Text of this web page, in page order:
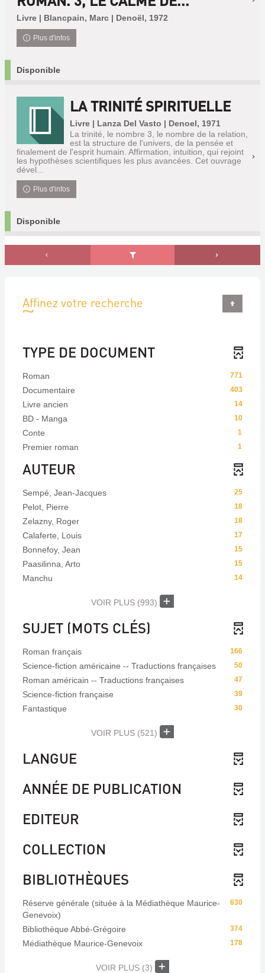
Livre | Blancpain, Marc | Denoël, 1972
Plus d'infos
Disponible
LA TRINITÉ SPIRITUELLE
Livre | Lanza Del Vasto | Denoel, 1971
La trinité, le nombre 3, le nombre de la relation,
est la structure de l'univers, de la pensée et
finalement de l'esprit humain. Affirmation, intuition, qui rejoint
les hypothèses scientifiques les plus avancées. Cet ouvrage
dével...
Plus d'infos
Disponible
Affinez votre recherche
TYPE DE DOCUMENT
771
Roman
403
Documentaire
14
Livre ancien
10
BD - Manga
1
Conte
1
Premier roman
AUTEUR
25
Sempé, Jean-Jacques
18
Pelot, Pierre
18
Zelazny, Roger
17
Calaferte, Louis
15
Bonnefoy, Jean
15
Paasilinna, Arto
14
Manchu
VOIR PLUS (993)
SUJET (MOTS CLÉS)
166
Roman français
50
Science-fiction américaine -- Traductions françaises
47
Roman américain -- Traductions françaises
39
Science-fiction française
30
Fantastique
VOIR PLUS (521)
LANGUE
ANNÉE DE PUBLICATION
EDITEUR
COLLECTION
BIBLIOTHÈQUES
630
Réserve générale (située à la Médiathèque Maurice-
Genevoix)
374
Bibliothèque Abbé-Grégoire
178
Médiathèque Maurice-Genevoix
VOIR PLUS (3)